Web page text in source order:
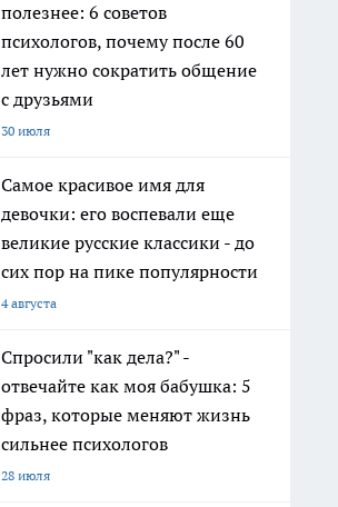
полезнее: 6 советов
психологов, почему после 60
лет нужно сократить общение
с друзьями
30 июля
Самое красивое имя для
девочки: его воспевали еще
великие русские классики - до
сих пор на пике популярности
4 августа
Спросили "как дела?" -
отвечайте как моя бабушка: 5
фраз, которые меняют жизнь
сильнее психологов
28 июля